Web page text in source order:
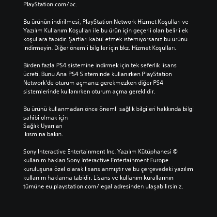
PlayStation.com/bc.
Bu ürünün indirilmesi, PlayStation Network Hizmet Koşulları ve
Yazılım Kullanım Koşulları ile bu ürün için geçerli olan belirli ek
koşullara tabidir. Şartları kabul etmek istemiyorsanız bu ürünü
indirmeyin. Diğer önemli bilgiler için bkz. Hizmet Koşulları.
Birden fazla PS4 sistemine indirmek için tek seferlik lisans
ücreti. Bunu Ana PS4 Sisteminde kullanırken PlayStation
Network'de oturum açmanız gerekmezken diğer PS4
sistemlerinde kullanırken oturum açma gereklidir.
Bu ürünü kullanmadan önce önemli sağlık bilgileri hakkında bilgi
sahibi olmak için
Sağlık Uyarıları
kısmına bakın.
Sony Interactive Entertainment Inc. Yazılım Kütüphanesi ©
kullanım hakları Sony Interactive Entertainment Europe
kuruluşuna özel olarak lisanslanmıştır ve bu çerçevedeki yazılım
kullanım haklarına tabidir. Lisans ve kullanım kurallarının
tümüne eu.playstation.com/legal adresinden ulaşabilirsiniz.